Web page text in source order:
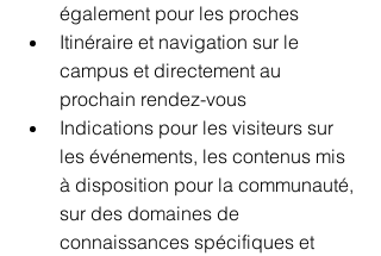
également pour les proches
Itinéraire et navigation sur le
campus et directement au
prochain rendez-vous
Indications pour les visiteurs sur
les événements, les contenus mis
à disposition pour la communauté,
sur des domaines de
connaissances spécifiques et